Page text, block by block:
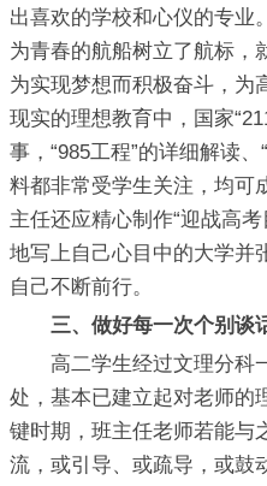
出喜欢的学校和心仪的专业
为青春的航船树立了航标，
为实现梦想而积极奋斗，为
现实的理想教育中，国家
事，“985工程”的详细解读
料都非常受学生关注，均可
主任还应精心制作“迎战高
地写上自己心目中的大学并
自己不断前行。
三、做好每一次个别谈
高二学生经过文理分科
处，基本已建立起对老师的
键时期，班主任老师若能与
流，或引导、或疏导，或鼓